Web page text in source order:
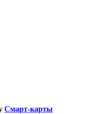
Смарт-карты